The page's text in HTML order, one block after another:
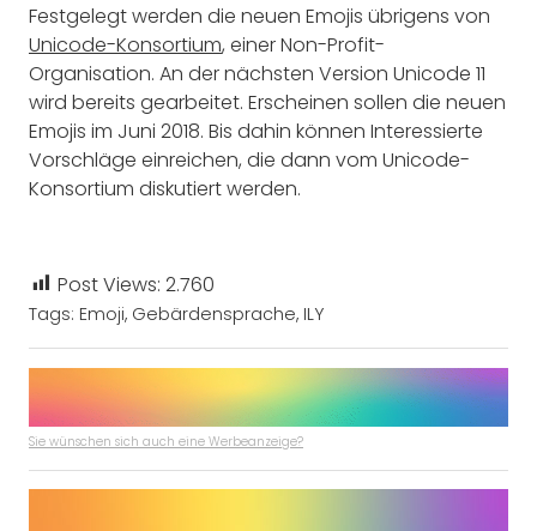
Festgelegt werden die neuen Emojis übrigens von
Unicode-Konsortium, einer Non-Profit-
Organisation. An der nächsten Version Unicode 11
wird bereits gearbeitet. Erscheinen sollen die neuen
Emojis im Juni 2018. Bis dahin können Interessierte
Vorschläge einreichen, die dann vom Unicode-
Konsortium diskutiert werden.
Post Views: 2.760
Tags: Emoji, Gebärdensprache, ILY
Sie wünschen sich auch eine Werbeanzeige?